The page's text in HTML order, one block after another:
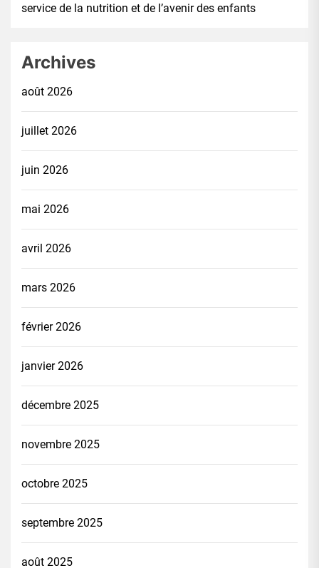
service de la nutrition et de l’avenir des enfants
Archives
août 2026
juillet 2026
juin 2026
mai 2026
avril 2026
mars 2026
février 2026
janvier 2026
décembre 2025
novembre 2025
octobre 2025
septembre 2025
août 2025